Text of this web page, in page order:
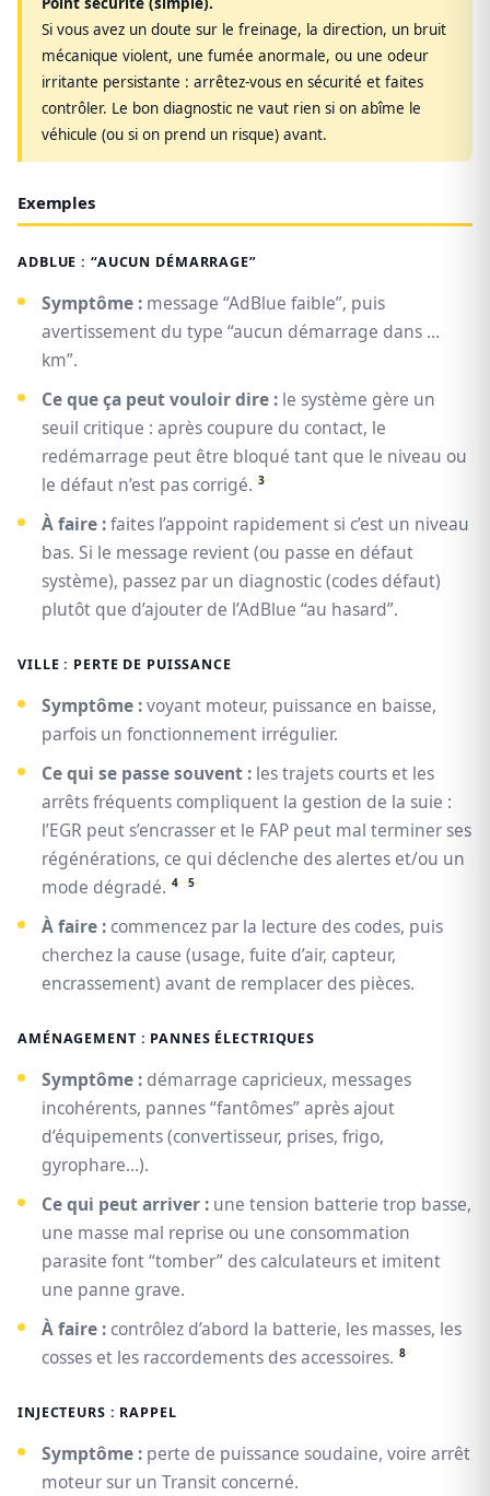
Si vous avez un doute sur le freinage, la direction, un bruit
mécanique violent, une fumée anormale, ou une odeur
irritante persistante : arrêtez-vous en sécurité et faites
contrôler. Le bon diagnostic ne vaut rien si on abîme le
véhicule (ou si on prend un risque) avant.
Exemples
ADBLUE : “AUCUN DÉMARRAGE”
Symptôme : message “AdBlue faible”, puis
avertissement du type “aucun démarrage dans …
km”.
Ce que ça peut vouloir dire : le système gère un
seuil critique : après coupure du contact, le
redémarrage peut être bloqué tant que le niveau ou
le défaut n’est pas corrigé. 3
À faire :faites l’appoint rapidement si c’est un niveau
bas. Si le message revient (ou passe en défaut
système), passez par un diagnostic (codes défaut)
plutôt que d’ajouter de l’AdBlue “au hasard”.
VILLE : PERTE DE PUISSANCE
Symptôme :voyant moteur, puissance en baisse,
parfois un fonctionnement irrégulier.
Ce qui se passe souvent : les trajets courts et les
arrêts fréquents compliquent la gestion de la suie :
l’EGR peut s’encrasser et le FAP peut mal terminer ses
régénérations, ce qui déclenche des alertes et/ou un
mode dégradé. 4 5
À faire : commencez par la lecture des codes, puis
cherchez la cause (usage, fuite d’air, capteur,
encrassement) avant de remplacer des pièces.
AMÉNAGEMENT : PANNES ÉLECTRIQUES
Symptôme : démarrage capricieux, messages
incohérents, pannes “fantômes” après ajout
d’équipements (convertisseur, prises, frigo,
gyrophare…).
Ce qui peut arriver : une tension batterie trop basse,
une masse mal reprise ou une consommation
parasite font “tomber” des calculateurs et imitent
une panne grave.
À faire : contrôlez d’abord la batterie, les masses, les
cosses et les raccordements des accessoires. 8
INJECTEURS : RAPPEL
Symptôme : perte de puissance soudaine, voire arrêt
moteur sur un Transit concerné.